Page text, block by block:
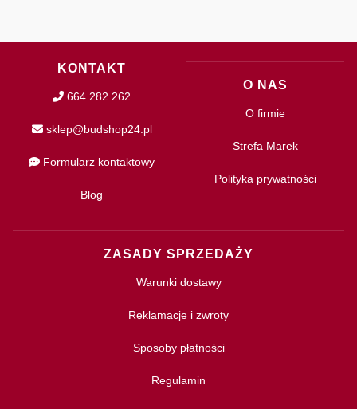
KONTAKT
664 282 262
sklep@budshop24.pl
Formularz kontaktowy
Blog
O NAS
O firmie
Strefa Marek
Polityka prywatności
ZASADY SPRZEDAŻY
Warunki dostawy
Reklamacje i zwroty
Sposoby płatności
Regulamin